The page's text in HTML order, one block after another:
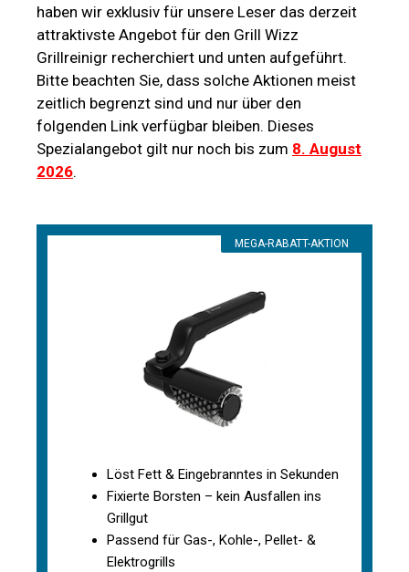
haben wir exklusiv für unsere Leser das derzeit
attraktivste Angebot für den Grill Wizz
Grillreinigr recherchiert und unten aufgeführt.
Bitte beachten Sie, dass solche Aktionen meist
zeitlich begrenzt sind und nur über den
folgenden Link verfügbar bleiben. Dieses
Spezialangebot gilt nur noch bis zum 8. August
2026.
MEGA-RABATT-AKTION
Löst Fett & Eingebranntes in Sekunden
Fixierte Borsten – kein Ausfallen ins
Grillgut
Passend für Gas-, Kohle-, Pellet- &
Elektrogrills